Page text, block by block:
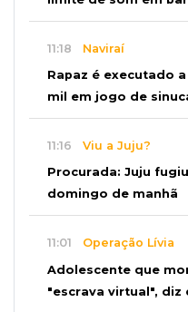
11:18 Naviraí
Rapaz é executado
mil em jogo de
11:16 Viu a Juju?
Procurada: Juju
domingo de manhã
11:01 Operação Lívia
Adolescente que
"escrava virtual", diz